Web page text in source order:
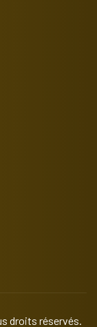
droits réservés.